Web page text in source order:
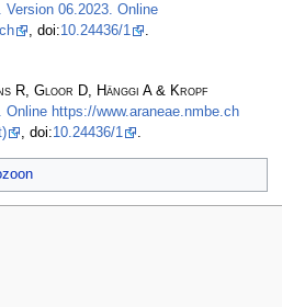
Version 06.2023. Online
, doi:10.24436/1 .
R, Gloor D, Hänggi A & Kropf
Online https://www.araneae.nmbe.ch
, doi:10.24436/1 .